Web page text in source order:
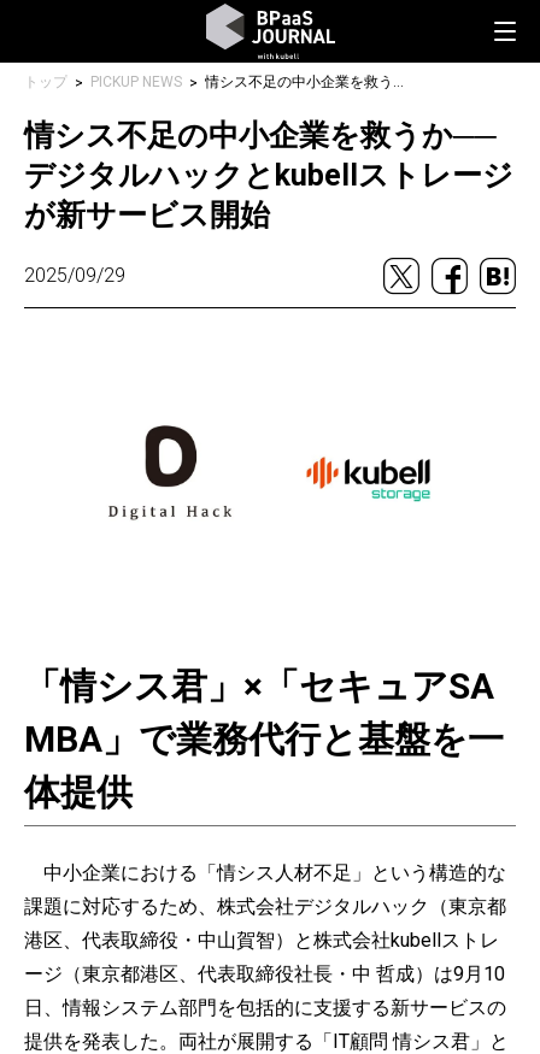
トップ PICKUP NEWS 情シス不足の中小企業を救うか──デジタルハックとkubellストレージが新サービス開始
情シス不足の中小企業を救うか──
デジタルハックとkubellストレージ
が新サービス開始
2025/09/29
「情シス君」×「セキュアSA
MBA」で業務代行と基盤を一
体提供
中小企業における「情シス人材不足」という構造的な
課題に対応するため、株式会社デジタルハック（東京都
港区、代表取締役・中山賀智）と株式会社kubellストレ
ージ（東京都港区、代表取締役社長・中 哲成）は9月10
日、情報システム部門を包括的に支援する新サービスの
提供を発表した。両社が展開する「IT顧問 情シス君」と